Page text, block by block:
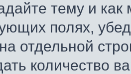
тему и
полях,
отдельной
количество